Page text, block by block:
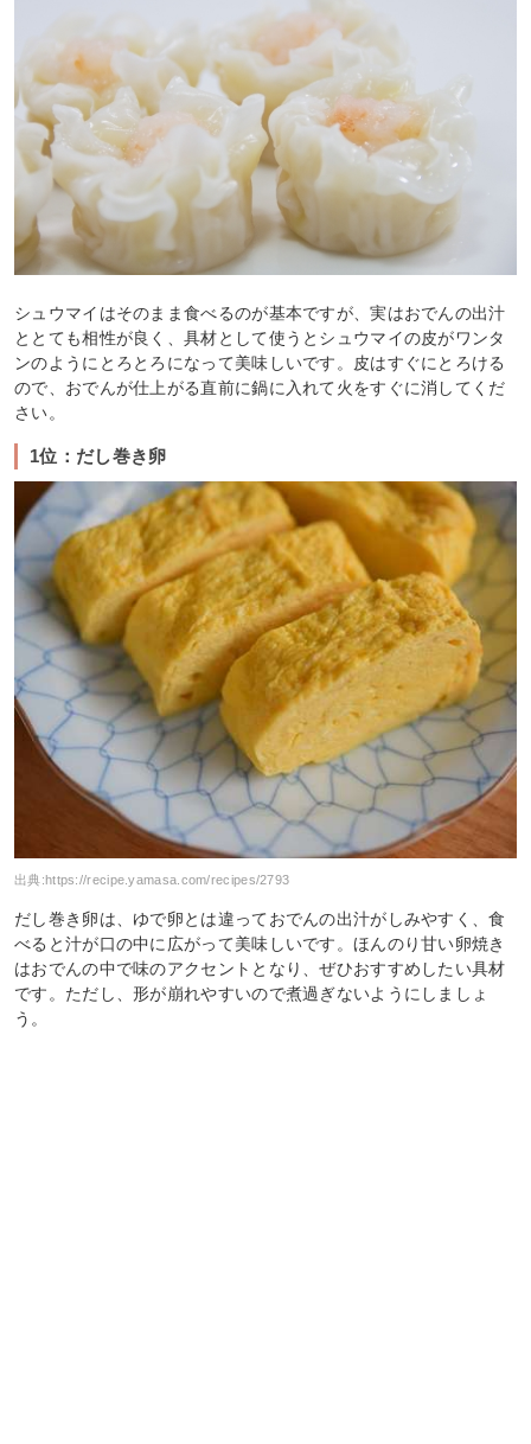
シュウマイはそのまま食べるのが基本ですが、実はおでんの出汁
ととても相性が良く、具材として使うとシュウマイの皮がワンタ
ンのようにとろとろになって美味しいです。皮はすぐにとろける
ので、おでんが仕上がる直前に鍋に入れて火をすぐに消してくだ
さい。
1位：だし巻き卵
出典:https://recipe.yamasa.com/recipes/2793
だし巻き卵は、ゆで卵とは違っておでんの出汁がしみやすく、食
べると汁が口の中に広がって美味しいです。ほんのり甘い卵焼き
はおでんの中で味のアクセントとなり、ぜひおすすめしたい具材
です。ただし、形が崩れやすいので煮過ぎないようにしましょ
う。